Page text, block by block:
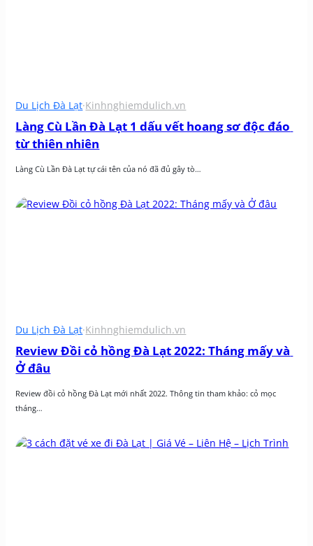
Du Lịch Đà Lạt·Kinhnghiemdulich.vn
Làng Cù Lần Đà Lạt 1 dấu vết hoang sơ độc đáo
từ thiên nhiên
Làng Cù Lần Đà Lạt tự cái tên của nó đã đủ gây tò…
Du Lịch Đà Lạt·Kinhnghiemdulich.vn
Review Đồi cỏ hồng Đà Lạt 2022: Tháng mấy và
Ở đâu
Review đồi cỏ hồng Đà Lạt mới nhất 2022. Thông tin tham khảo: cỏ mọc
tháng…